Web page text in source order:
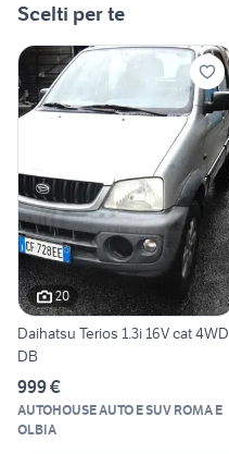
Scelti per te
20
Daihatsu Terios 1.3i 16V cat 4WD
DB
999 €
AUTOHOUSE AUTO E SUV ROMA E
OLBIA